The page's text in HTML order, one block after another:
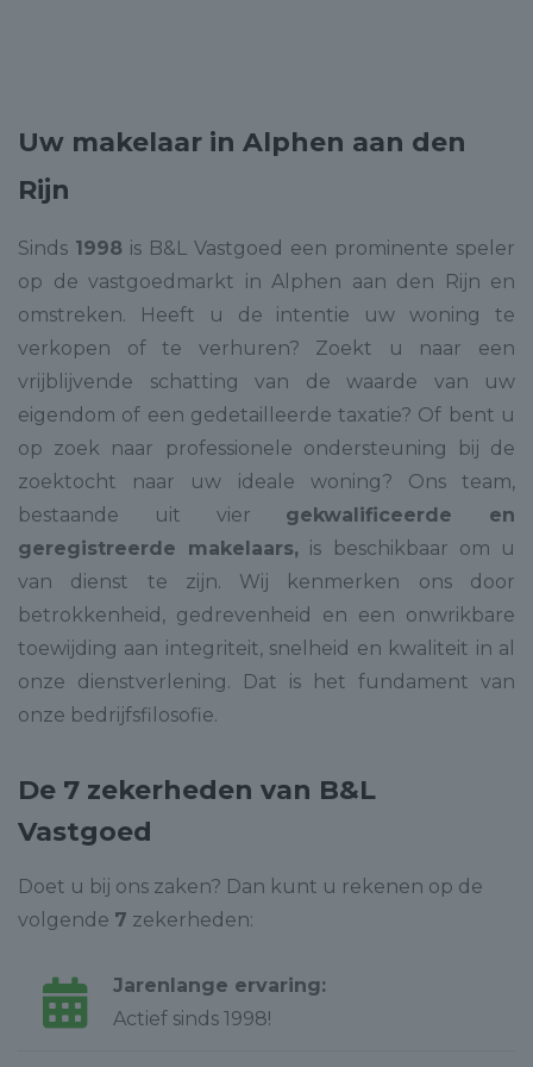
Uw makelaar in Alphen aan den
Rijn
Sinds 1998 is B&L Vastgoed een prominente speler
op de vastgoedmarkt in Alphen aan den Rijn en
omstreken. Heeft u de intentie uw woning te
verkopen of te verhuren? Zoekt u naar een
vrijblijvende schatting van de waarde van uw
eigendom of een gedetailleerde taxatie? Of bent u
op zoek naar professionele ondersteuning bij de
zoektocht naar uw ideale woning? Ons team,
bestaande uit vier gekwalificeerde en
geregistreerde makelaars, is beschikbaar om u
van dienst te zijn. Wij kenmerken ons door
betrokkenheid, gedrevenheid en een onwrikbare
toewijding aan integriteit, snelheid en kwaliteit in al
onze dienstverlening. Dat is het fundament van
onze bedrijfsfilosofie.
De 7 zekerheden van B&L
Vastgoed
Doet u bij ons zaken? Dan kunt u rekenen op de
volgende 7 zekerheden:
Jarenlange ervaring:
Actief sinds 1998!